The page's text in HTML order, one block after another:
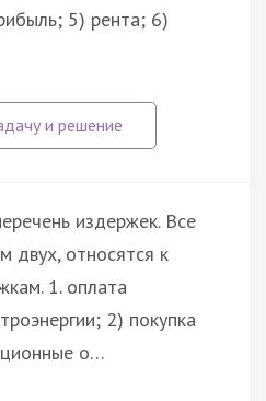
5) рента; 6)
издержек. Все
двух, относятся к
1. оплата
2) покупка
о…